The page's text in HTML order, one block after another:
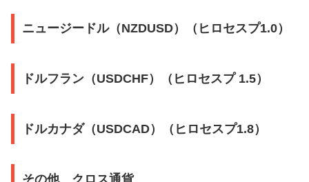
ニュージードル（NZDUSD）（ヒロセスプ1.0）
ドルフラン（USDCHF）（ヒロセスプ 1.5）
ドルカナダ（USDCAD）（ヒロセスプ1.8）
その他 クロス通貨